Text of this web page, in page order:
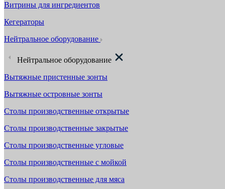
Витрины для ингредиентов
Кегераторы
Нейтральное оборудование
Нейтральное оборудование
Вытяжные пристенные зонты
Вытяжные островные зонты
Столы производственные открытые
Столы производственные закрытые
Столы производственные угловые
Столы производственные с мойкой
Столы производственные для мяса